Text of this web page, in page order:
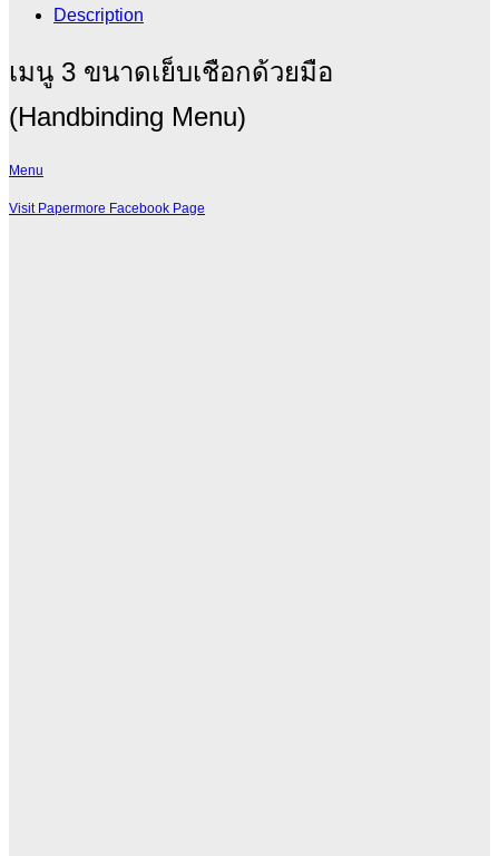
Description
เมนู 3 ขนาดเย็บเชือกด้วยมือ
(Handbinding Menu)
Menu
Visit Papermore Facebook Page